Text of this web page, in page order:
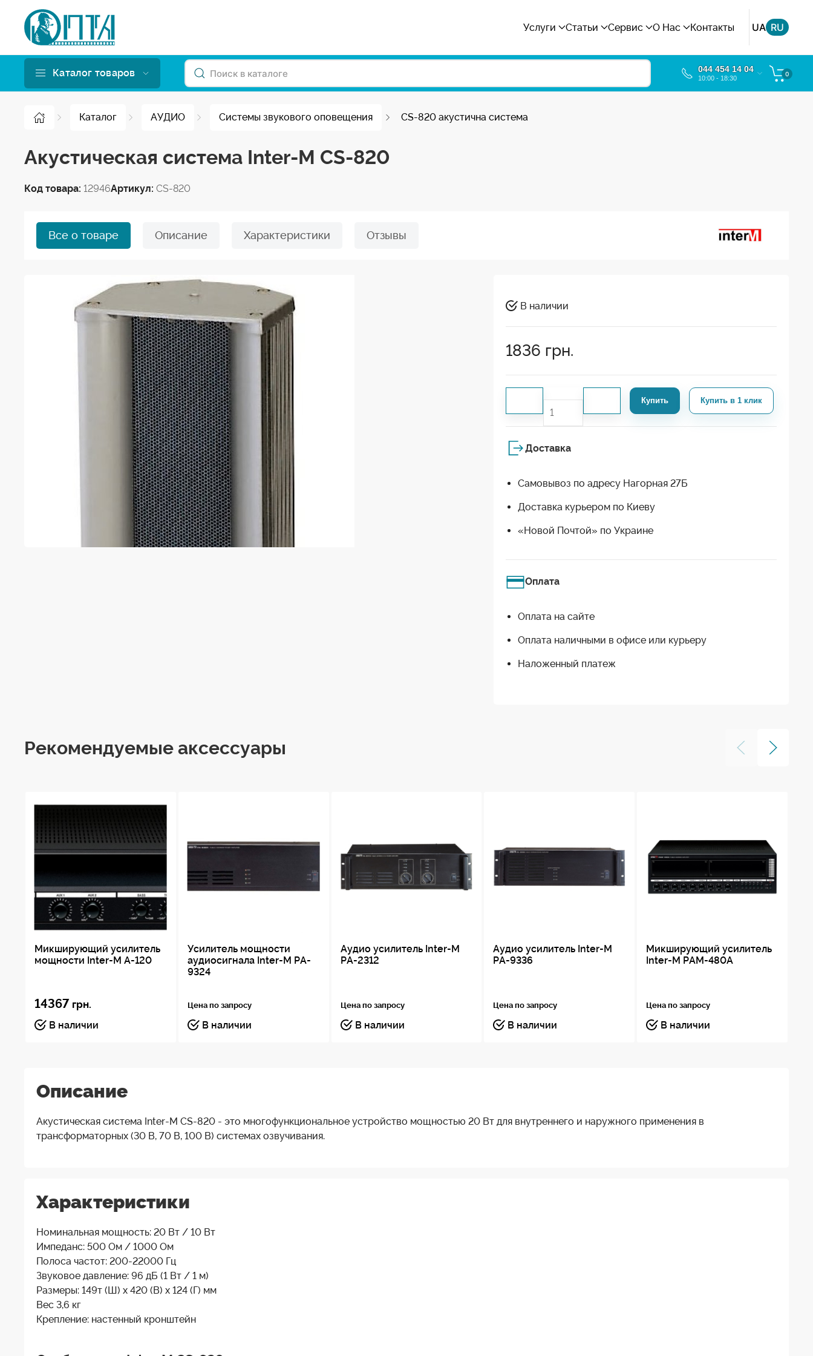
Услуги Статьи Сервис О Нас Контакты UA RU
Каталог товаров 044 454 14 04
10:00 - 18:30
0
Каталог АУДИО Системы звукового оповещения CS-820 акустична система
Акустическая система Inter-M CS-820
Код товара: 12946Артикул: CS-820
Все о товаре Описание Характеристики Отзывы
В наличии
1836 грн.
Купить Купить в 1 клик
Доставка
Самовывоз по адресу Нагорная 27Б
Доставка курьером по Киеву
«Новой Почтой» по Украине
Оплата
Оплата на сайте
Оплата наличными в офисе или курьеру
Наложенный платеж
Рекомендуемые аксессуары
Микширующий усилитель
мощности Inter-M A-120
14367 грн.
В наличии
Усилитель мощности
аудиосигнала Inter-M PA-
9324
Цена по запросу
В наличии
Аудио усилитель Inter-M
PA-2312
Цена по запросу
В наличии
Аудио усилитель Inter-M
PA-9336
Цена по запросу
В наличии
Микширующий усилитель
Inter-M PAM-480A
Цена по запросу
В наличии
Описание
Акустическая система Inter-M CS-820 - это многофункциональное устройство мощностью 20 Вт для внутреннего и наружного применения в
трансформаторных (30 В, 70 В, 100 В) системах озвучивания.
Характеристики
Номинальная мощность: 20 Вт / 10 Вт
Импеданс: 500 Ом / 1000 Ом
Полоса частот: 200-22000 Гц
Звуковое давление: 96 дБ (1 Вт / 1 м)
Размеры: 149т (Ш) х 420 (В) х 124 (Г) мм
Вес 3,6 кг
Крепление: настенный кронштейн